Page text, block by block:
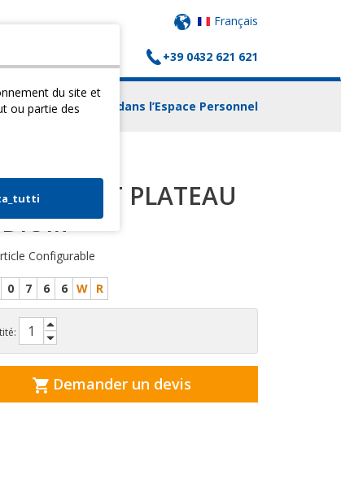
Français
+39 0432 621 621
Login dans l’Espace Personnel
PLATEAU
Configurable
0 7 6 6 W R
Demander un devis
du site et
ou partie des